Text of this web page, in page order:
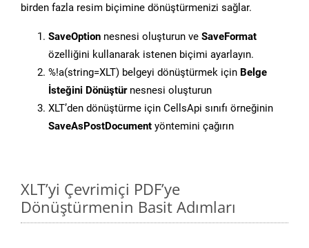
birden fazla resim biçimine dönüştürmenizi sağlar.
SaveOption nesnesi oluşturun ve SaveFormat
özelliğini kullanarak istenen biçimi ayarlayın.
%!a(string=XLT) belgeyi dönüştürmek için Belge
İsteğini Dönüştürnesnesi oluşturun
XLT’den dönüştürme için CellsApi sınıfı örneğinin
SaveAsPostDocument yöntemini çağırın
XLT’yi Çevrimiçi PDF’ye
Dönüştürmenin Basit Adımları